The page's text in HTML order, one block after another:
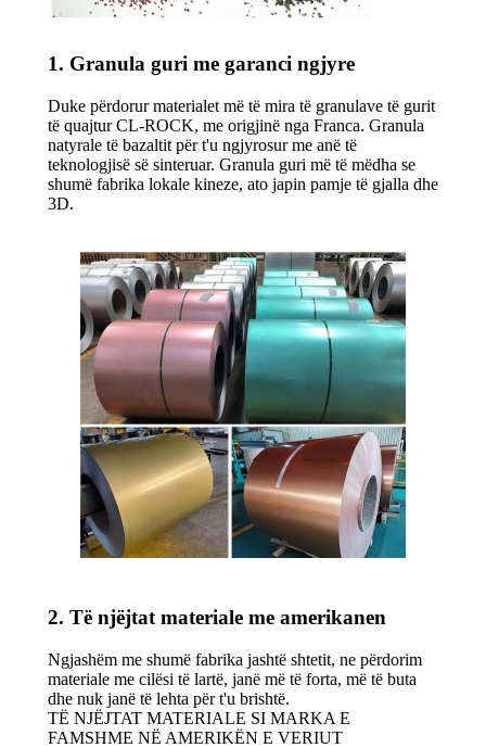
1. Granula guri me garanci ngjyre
Duke përdorur materialet më të mira të granulave të gurit
të quajtur CL-ROCK, me origjinë nga Franca. Granula
natyrale të bazaltit për t'u ngjyrosur me anë të
teknologjisë së sinteruar. Granula guri më të mëdha se
shumë fabrika lokale kineze, ato japin pamje të gjalla dhe
3D.
2. Të njëjtat materiale me amerikanen
Ngjashëm me shumë fabrika jashtë shtetit, ne përdorim
materiale me cilësi të lartë, janë më të forta, më të buta
dhe nuk janë të lehta për t'u brishtë.
TË NJËJTAT MATERIALE SI MARKA E
FAMSHME NË AMERIKËN E VERIUT